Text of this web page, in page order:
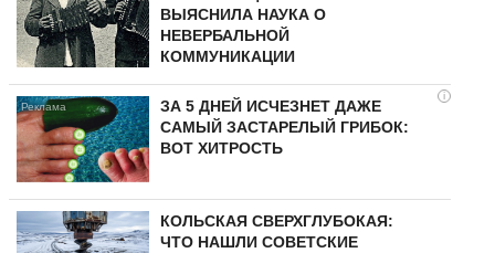
ВЫЯСНИЛА НАУКА О
НЕВЕРБАЛЬНОЙ
КОММУНИКАЦИИ
i
ЗА 5 ДНЕЙ ИСЧЕЗНЕТ ДАЖЕ
САМЫЙ ЗАСТАРЕЛЫЙ ГРИБОК:
ВОТ ХИТРОСТЬ
КОЛЬСКАЯ СВЕРХГЛУБОКАЯ:
ЧТО НАШЛИ СОВЕТСКИЕ